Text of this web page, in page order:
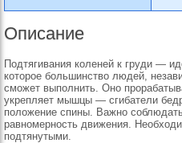
Описание
Подтягивания коленей к груди —
которое большинство людей,
сможет выполнить. Оно
укрепляет мышцы — сгибатели
положение спины. Важно
равномерность движения.
подтянутыми.